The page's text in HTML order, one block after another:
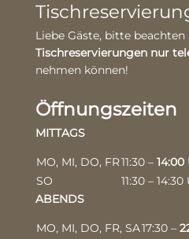
Liebe Gäste, bitte beachten
Tischreservierungen nur
nehmen können!
Öffnungszeiten
MITTAGS
MO, MI, DO, FR11:30 – 14:00
SO
11:30 – 14:30
ABENDS
MO, MI, DO, FR, SA17:30 –